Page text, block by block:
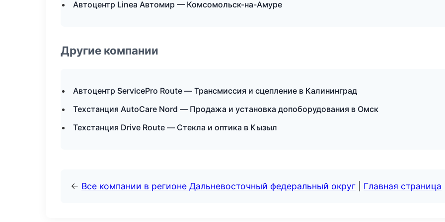
Автоцентр Linea Автомир — Комсомольск-на-Амуре
Другие компании
Автоцентр ServicePro Route — Трансмиссия и сцепление в Калининград
Техстанция AutoCare Nord — Продажа и установка допоборудования в Омск
Техстанция Drive Route — Стекла и оптика в Кызыл
← Все компании в регионе Дальневосточный федеральный округ Главная страница